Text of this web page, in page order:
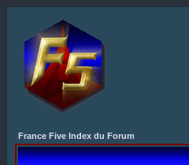
France Five Index du Forum